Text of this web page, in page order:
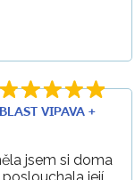
VIPAVA +
jsem si doma